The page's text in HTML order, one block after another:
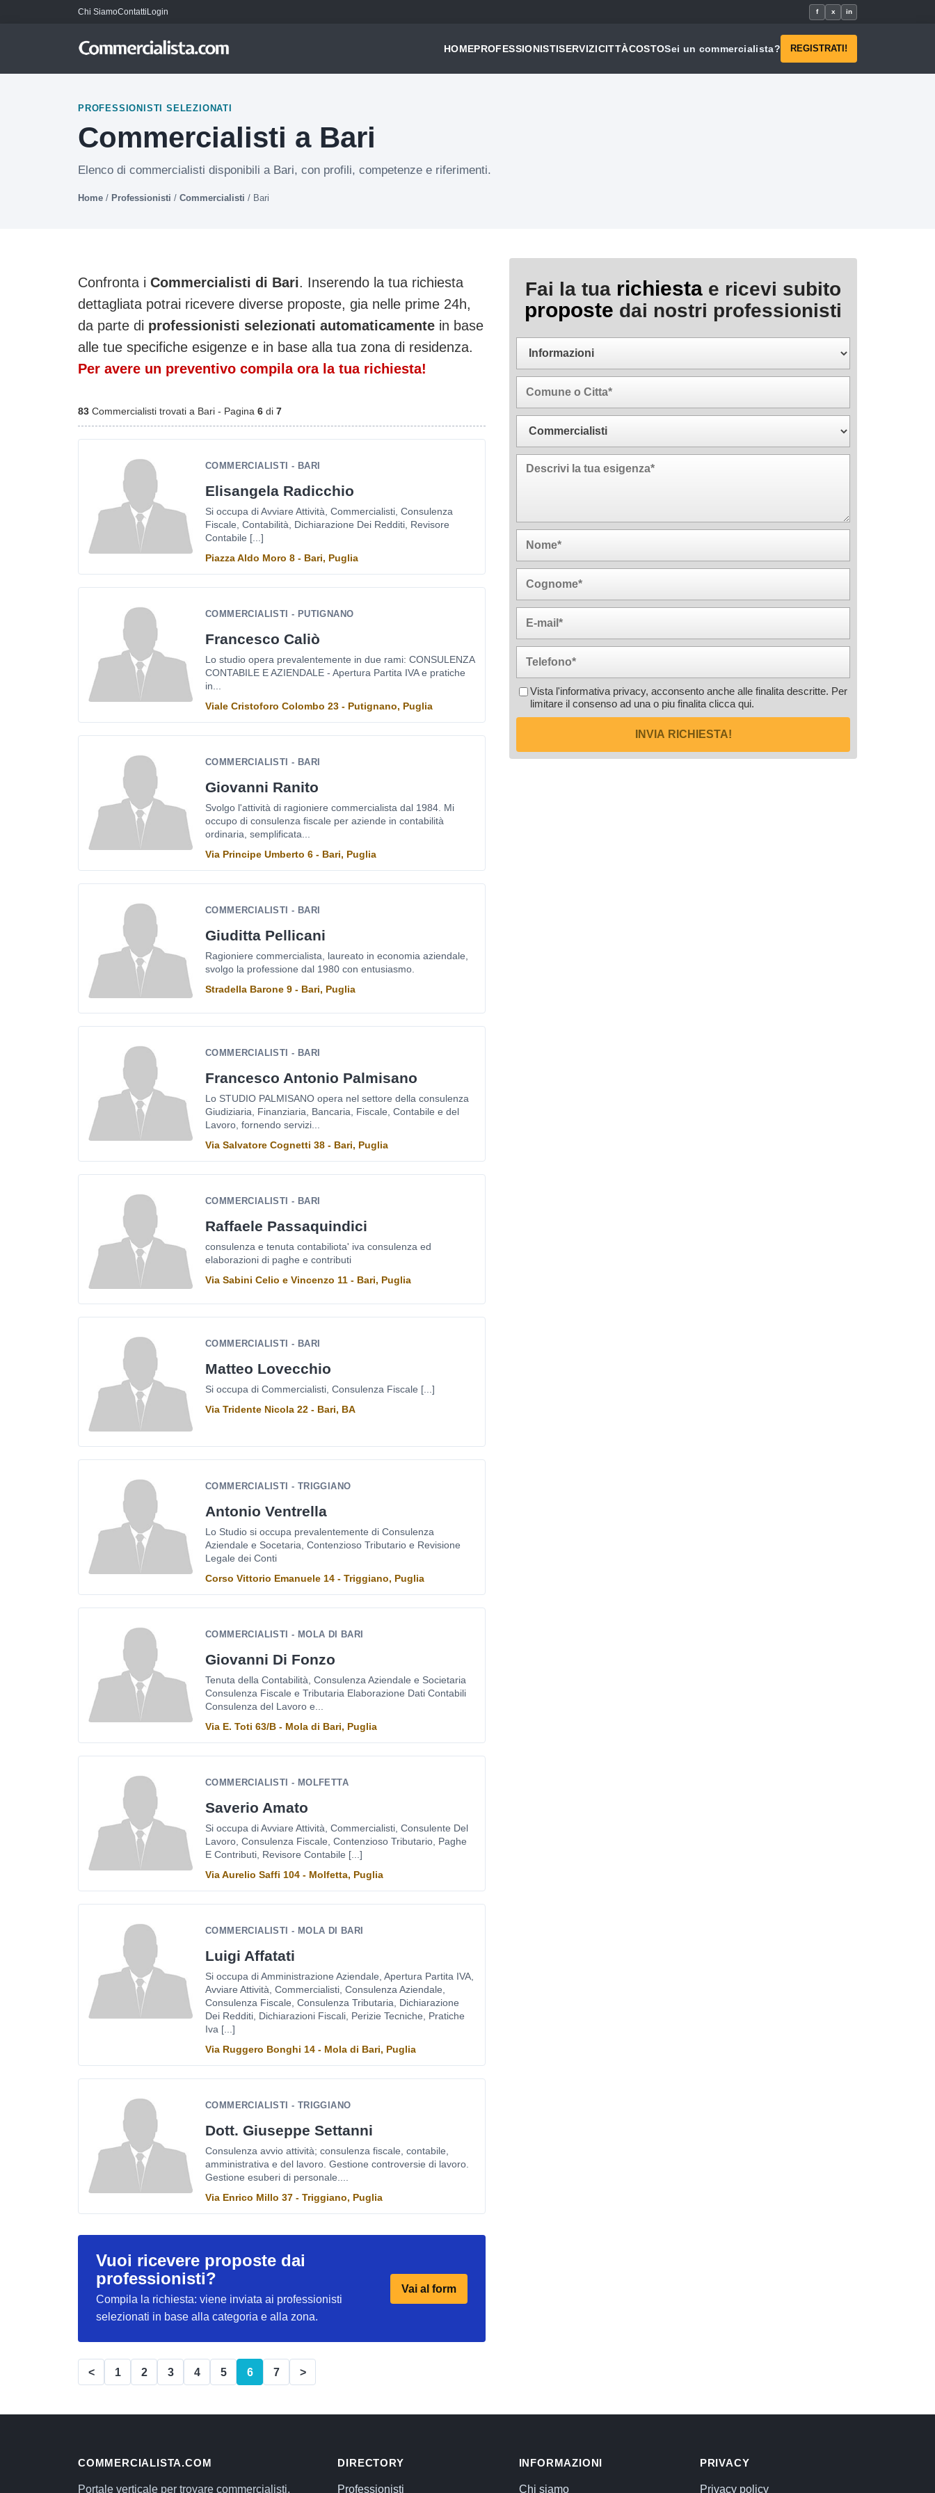
Chi SiamoContattiLogin f x in
HOMEPROFESSIONISTISERVIZICITTÀCOSTOSei un commercialista? REGISTRATI!
PROFESSIONISTI SELEZIONATI
Commercialisti a Bari
Elenco di commercialisti disponibili a Bari, con profili, competenze e riferimenti.
Home / Professionisti / Commercialisti / Bari
Confronta i Commercialisti di Bari. Inserendo la tua richiesta
dettagliata potrai ricevere diverse proposte, gia nelle prime 24h,
da parte di professionisti selezionati automaticamente in base
alle tue specifiche esigenze e in base alla tua zona di residenza.
Per avere un preventivo compila ora la tua richiesta!
83 Commercialisti trovati a Bari - Pagina 6 di 7
COMMERCIALISTI - BARI
Elisangela Radicchio
Si occupa di Avviare Attività, Commercialisti, Consulenza
Fiscale, Contabilità, Dichiarazione Dei Redditi, Revisore
Contabile [...]
Piazza Aldo Moro 8 - Bari, Puglia
COMMERCIALISTI - PUTIGNANO
Francesco Caliò
Lo studio opera prevalentemente in due rami: CONSULENZA
CONTABILE E AZIENDALE - Apertura Partita IVA e pratiche
in...
Viale Cristoforo Colombo 23 - Putignano, Puglia
COMMERCIALISTI - BARI
Giovanni Ranito
Svolgo l'attività di ragioniere commercialista dal 1984. Mi
occupo di consulenza fiscale per aziende in contabilità
ordinaria, semplificata...
Via Principe Umberto 6 - Bari, Puglia
COMMERCIALISTI - BARI
Giuditta Pellicani
Ragioniere commercialista, laureato in economia aziendale,
svolgo la professione dal 1980 con entusiasmo.
Stradella Barone 9 - Bari, Puglia
COMMERCIALISTI - BARI
Francesco Antonio Palmisano
Lo STUDIO PALMISANO opera nel settore della consulenza
Giudiziaria, Finanziaria, Bancaria, Fiscale, Contabile e del
Lavoro, fornendo servizi...
Via Salvatore Cognetti 38 - Bari, Puglia
COMMERCIALISTI - BARI
Raffaele Passaquindici
consulenza e tenuta contabiliota' iva consulenza ed
elaborazioni di paghe e contributi
Via Sabini Celio e Vincenzo 11 - Bari, Puglia
COMMERCIALISTI - BARI
Matteo Lovecchio
Si occupa di Commercialisti, Consulenza Fiscale [...]
Via Tridente Nicola 22 - Bari, BA
COMMERCIALISTI - TRIGGIANO
Antonio Ventrella
Lo Studio si occupa prevalentemente di Consulenza
Aziendale e Socetaria, Contenzioso Tributario e Revisione
Legale dei Conti
Corso Vittorio Emanuele 14 - Triggiano, Puglia
COMMERCIALISTI - MOLA DI BARI
Giovanni Di Fonzo
Tenuta della Contabilità, Consulenza Aziendale e Societaria
Consulenza Fiscale e Tributaria Elaborazione Dati Contabili
Consulenza del Lavoro e...
Via E. Toti 63/B - Mola di Bari, Puglia
COMMERCIALISTI - MOLFETTA
Saverio Amato
Si occupa di Avviare Attività, Commercialisti, Consulente Del
Lavoro, Consulenza Fiscale, Contenzioso Tributario, Paghe
E Contributi, Revisore Contabile [...]
Via Aurelio Saffi 104 - Molfetta, Puglia
COMMERCIALISTI - MOLA DI BARI
Luigi Affatati
Si occupa di Amministrazione Aziendale, Apertura Partita IVA,
Avviare Attività, Commercialisti, Consulenza Aziendale,
Consulenza Fiscale, Consulenza Tributaria, Dichiarazione
Dei Redditi, Dichiarazioni Fiscali, Perizie Tecniche, Pratiche
Iva [...]
Via Ruggero Bonghi 14 - Mola di Bari, Puglia
COMMERCIALISTI - TRIGGIANO
Dott. Giuseppe Settanni
Consulenza avvio attività; consulenza fiscale, contabile,
amministrativa e del lavoro. Gestione controversie di lavoro.
Gestione esuberi di personale....
Via Enrico Millo 37 - Triggiano, Puglia
Vuoi ricevere proposte dai
professionisti?
Compila la richiesta: viene inviata ai professionisti
selezionati in base alla categoria e alla zona.
Vai al form
< 1 2 3 4 5 6 7 >
Fai la tua richiesta e ricevi subito
proposte dai nostri professionisti
Vista l'informativa privacy, acconsento anche alle finalita descritte. Per
limitare il consenso ad una o piu finalita clicca qui.
INVIA RICHIESTA!
COMMERCIALISTA.COM
Portale verticale per trovare commercialisti,
DIRECTORY
Professionisti
INFORMAZIONI
Chi siamo
PRIVACY
Privacy policy